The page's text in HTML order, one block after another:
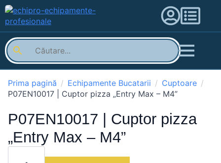
Prima pagină Echipamente Bucatarii
Cuptoare
P07EN10017 | Cuptor pizza „Entry Max – M4”
P07EN10017 | Cuptor pizza
„Entry Max – M4”
Cantitate
P07EN10017